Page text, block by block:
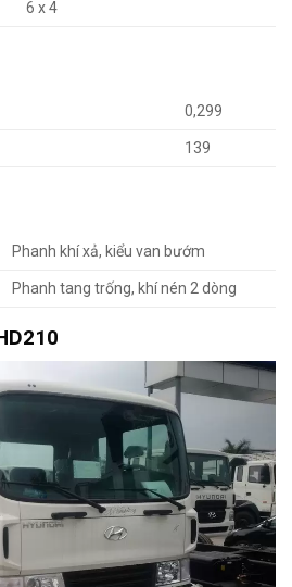
6 x 4
0,299
139
Phanh khí xả, kiểu van bướm
Phanh tang trống, khí nén 2 dòng